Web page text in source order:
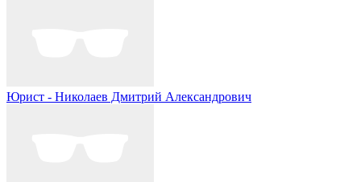
Юрист - Николаев Дмитрий Александрович